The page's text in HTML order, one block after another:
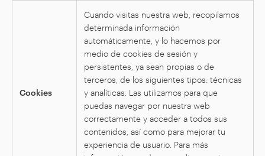
Cookies
Cuando visitas nuestra web, recopilamos
determinada información
automáticamente, y lo hacemos por
medio de cookies de sesión y
persistentes, ya sean propias o de
terceros, de los siguientes tipos: técnicas
y analíticas. Las utilizamos para que
puedas navegar por nuestra web
correctamente y acceder a todos sus
contenidos, así como para mejorar tu
experiencia de usuario. Para más